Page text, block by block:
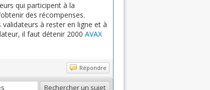
qui participent à la
des récompenses.
à rester en ligne et à
il faut détenir 2000 AVAX
Répondre